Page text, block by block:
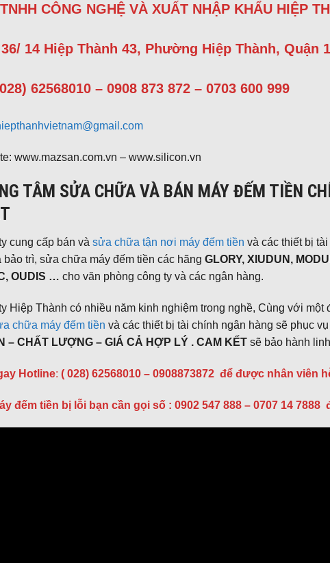
CÔNG NGHỆ VÀ XUẤT NHẬP KHẨU HIỆP
14 Hiệp Thành 43, Phường Hiệp Thành, Quận
62568010 – 0908 873 872 – 0703 600 999
www.mazsan.com.vn – www.silicon.vn
TÂM SỬA CHỮA VÀ BÁN MÁY ĐẾM TIỀN
cung cấp bán và sửa chữa tận nơi máy đếm tiền và các thiết bị
bảo trì, sửa chữa máy đếm tiền các hãng GLORY, XIUDUN,
OUDIS … cho văn phòng công ty và các ngân hàng.
Hiệp Thành có nhiều năm kinh nghiệm trong nghề, Cùng với một
chữa máy đếm tiền và các thiết bị tài chính ngân hàng sẽ phục
– CHẤT LƯỢNG – GIÁ CẢ HỢP LÝ . CAM KẾT sẽ bảo hành
Hotline: ( 028) 62568010 – 0908873872 để được nhân viên
đếm tiền bị lỗi bạn cần gọi số : 0902 547 888 – 0707 14